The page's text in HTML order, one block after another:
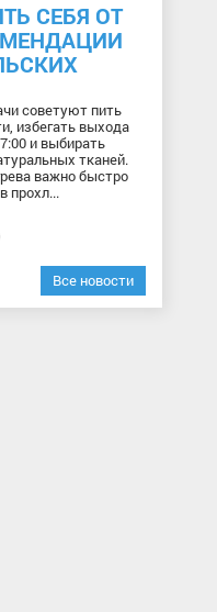
СЕБЯ ОТ
советуют пить
избегать выхода
и выбирать
тканей.
важно быстро
прохл...
Все новости